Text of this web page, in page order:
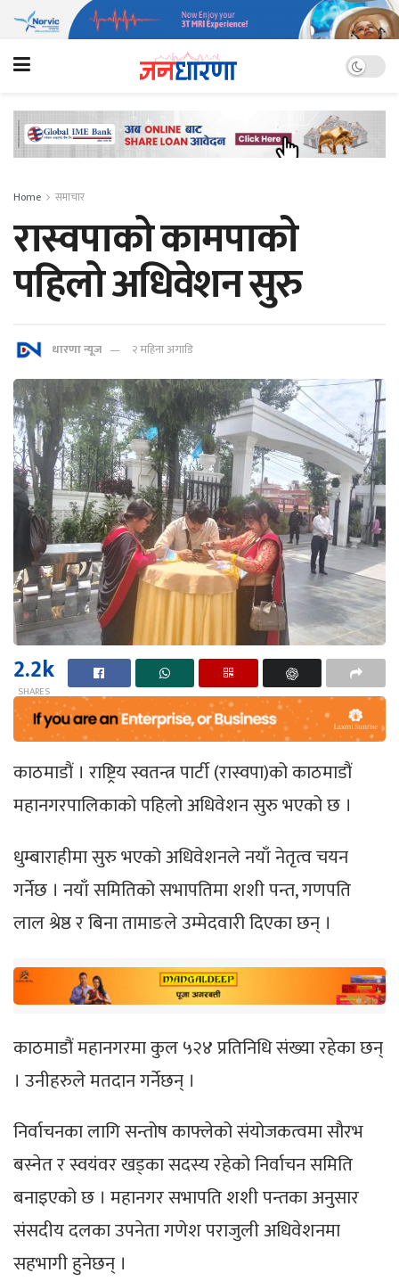
Home समाचार
रास्वपाको कामपाकाे
पहिलो अधिवेशन सुरु
धारणा न्यूज २ महिना अगाडि
2.2k
SHARES
काठमाडौं । राष्ट्रिय स्वतन्त्र पार्टी (रास्वपा)को काठमाडौं
महानगरपालिकाको पहिलो अधिवेशन सुरु भएको छ ।
धुम्बाराहीमा सुरु भएको अधिवेशनले नयाँ नेतृत्व चयन
गर्नेछ । नयाँ समितिको सभापतिमा शशी पन्त, गणपति
लाल श्रेष्ठ र बिना तामाङले उम्मेदवारी दिएका छन् ।
काठमाडौं महानगरमा कुल ५२४ प्रतिनिधि संख्या रहेका छन्
। उनीहरुले मतदान गर्नेछन् ।
निर्वाचनका लागि सन्तोष काफ्लेको संयोजकत्वमा सौरभ
बस्नेत र स्वयंवर खड्का सदस्य रहेको निर्वाचन समिति
बनाइएको छ । महानगर सभापति शशी पन्तका अनुसार
संसदीय दलका उपनेता गणेश पराजुली अधिवेशनमा
सहभागी हुनेछन् ।